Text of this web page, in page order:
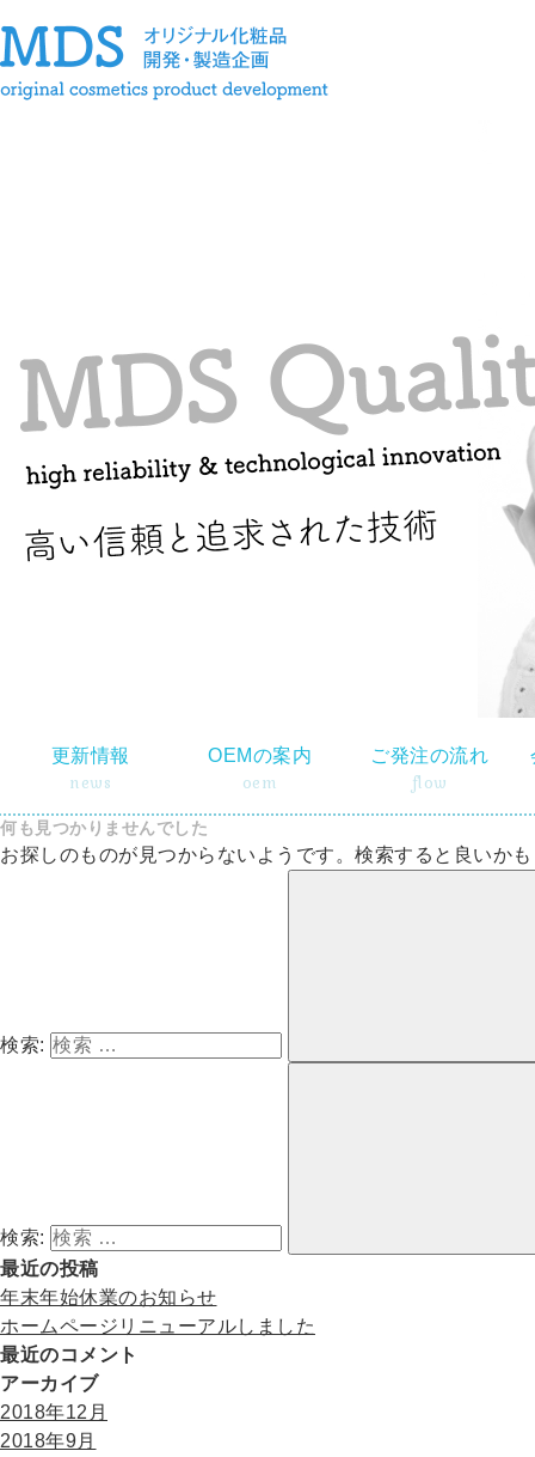
更新情報
news
OEMの案内
oem
ご発注の流れ
flow
何も見つかりませんでした
お探しのものが見つからないようです。検索すると良いか
検索:
検索:
最近の投稿
年末年始休業のお知らせ
ホームページリニューアルしました
最近のコメント
アーカイブ
2018年12月
2018年9月